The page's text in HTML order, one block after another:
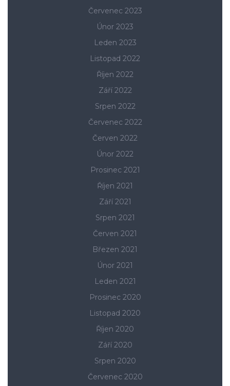
Červenec 2023
Únor 2023
Leden 2023
Listopad 2022
Říjen 2022
Září 2022
Srpen 2022
Červenec 2022
Červen 2022
Únor 2022
Prosinec 2021
Říjen 2021
Září 2021
Srpen 2021
Červen 2021
Březen 2021
Únor 2021
Leden 2021
Prosinec 2020
Listopad 2020
Říjen 2020
Září 2020
Srpen 2020
Červenec 2020